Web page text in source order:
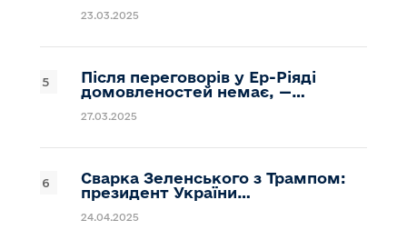
23.03.2025
Після переговорів у Ер-Ріяді
домовленостей немає, —…
27.03.2025
Сварка Зеленського з Трампом:
президент України…
24.04.2025